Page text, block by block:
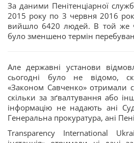
За даними Пенітенціарної
2015 року по 3 червня 2016
вийшло 6420 людей. В той же
було зменшено термін
Але державні установи
сьогодні було не відомо,
«Законом Савченко» отримали
скільки за зґвалтування або
інформацію не надають ані
Генеральна прокуратура, ані
Transparency International